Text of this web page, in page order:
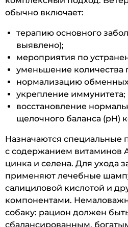
обычно включает:
терапию основного
выявлено);
мероприятия по
уменьшение количества
нормализацию
укрепление иммунитета;
восстановление
щелочного баланса (pH)
Назначаются специальные
с содержанием витаминов
цинка и селена. Для ухода
применяют лечебные
салициловой кислотой и
компонентами.
собаку: рацион должен
сбалансированным,